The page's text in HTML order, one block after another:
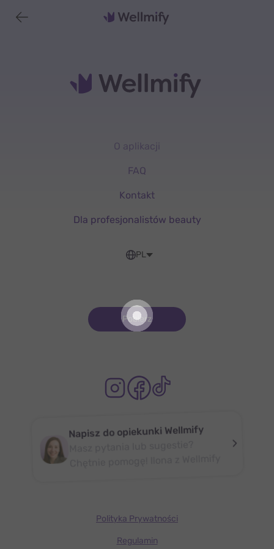
O aplikacji
FAQ
Kontakt
Dla profesjonalistów beauty
PL
Pobierz
Napisz do opiekunki Wellmify
Polityka Prywatności
Regulamin